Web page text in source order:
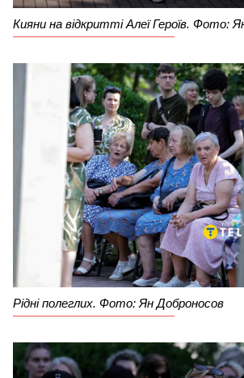
Кияни на відкритті Алеї Героїв. Фото:
Рідні полеглих. Фото: Ян Доброносов